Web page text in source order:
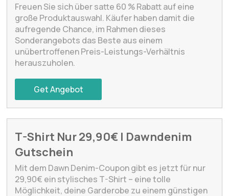
Freuen Sie sich über satte 60 % Rabatt auf eine
große Produktauswahl. Käufer haben damit die
aufregende Chance, im Rahmen dieses
Sonderangebots das Beste aus einem
unübertroffenen Preis-Leistungs-Verhältnis
herauszuholen.
Get Angebot
T-Shirt Nur 29,90€ | Dawndenim
Gutschein
Mit dem Dawn Denim-Coupon gibt es jetzt für nur
29,90€ ein stylisches T-Shirt – eine tolle
Möglichkeit, deine Garderobe zu einem günstigen